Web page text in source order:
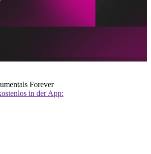
Forever
in der App: